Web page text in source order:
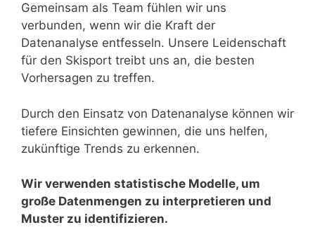
Gemeinsam als Team fühlen wir uns
verbunden, wenn wir die Kraft der
Datenanalyse entfesseln. Unsere Leidenschaft
für den Skisport treibt uns an, die besten
Vorhersagen zu treffen.
Durch den Einsatz von Datenanalyse können wir
tiefere Einsichten gewinnen, die uns helfen,
zukünftige Trends zu erkennen.
Wir verwenden statistische Modelle, um
große Datenmengen zu interpretieren und
Muster zu identifizieren.